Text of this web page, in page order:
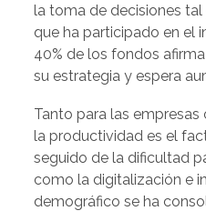
la toma de decisiones
que ha participado en el
40% de los fondos
su estrategia y espera
Tanto para las
la productividad es el
seguido de la dificultad
como la digitalización e
demográfico se ha